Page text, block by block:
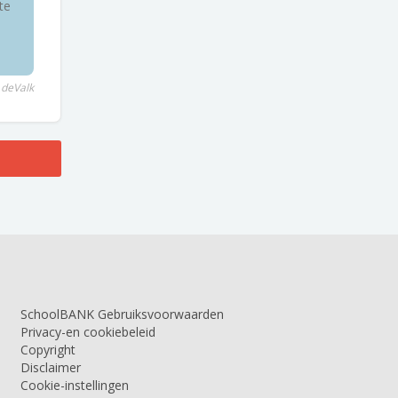
SchoolBANK Gebruiksvoorwaarden
Privacy-en cookiebeleid
Copyright
Disclaimer
Cookie-instellingen